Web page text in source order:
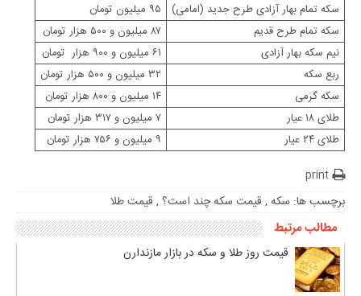
سکه تمام بهار آزادی طرح جدید (امامی)
۹۵ میلیون تومان
سکه تمام طرح قدیم
۸۷ میلیون و ۵۰۰ هزار تومان
نیم سکه بهار آزادی
۶۱ میلیون و ۹۰۰ هزار تومان
ربع سکه
۳۲ میلیون و ۵۰۰ هزار تومان
سکه گرمی
۱۴ میلیون و ۸۰۰ هزار تومان
طلای ۱۸ عیار
۷ میلیون و ۳۱۷ هزار تومان
طلای ۲۴ عیار
۹ میلیون و ۷۵۶ هزار تومان
print
برچسب ها: سکه , قیمت سکه چند است؟ , قیمت طلا
مطالب مرتبط
قیمت روز طلا و سکه در بازار مازندارن